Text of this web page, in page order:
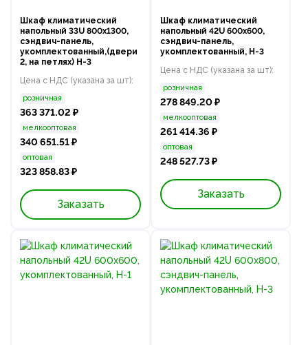
Шкаф климатический
напольный 33U 800х1300,
сэндвич-панель,
укомплектованный,(двери
2, на петлях) Н-3
Цена с НДС (указана за шт):
розничная
363 371.02 ₽
мелкооптовая
340 651.51 ₽
оптовая
323 858.83 ₽
Заказать
Шкаф климатический
напольный 42U 600х600,
сэндвич-панель,
укомплектованный, Н-3
Цена с НДС (указана за шт):
розничная
278 849.20 ₽
мелкооптовая
261 414.36 ₽
оптовая
248 527.73 ₽
Заказать